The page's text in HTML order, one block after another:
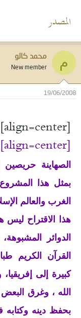
المصدر
م محمد كالو
New member
19/06/2008
[align=center]
[align=center]
الصهاينة
بمثل هذا
الغرب والعالم
هذا الاقتراح ليس
الدوائر
القرآن الكريم
كبيرة إلى
الله ، وغرق
بحفظ دينه وكتابه